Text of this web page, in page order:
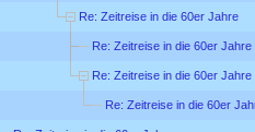
Re: Zeitreise in die 60er Jahre
Re: Zeitreise in die 60er Jahre
Re: Zeitreise in die 60er Jahre
Re: Zeitreise in die 60er